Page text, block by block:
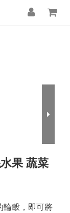
果 蔬菜
輪轂，即可將